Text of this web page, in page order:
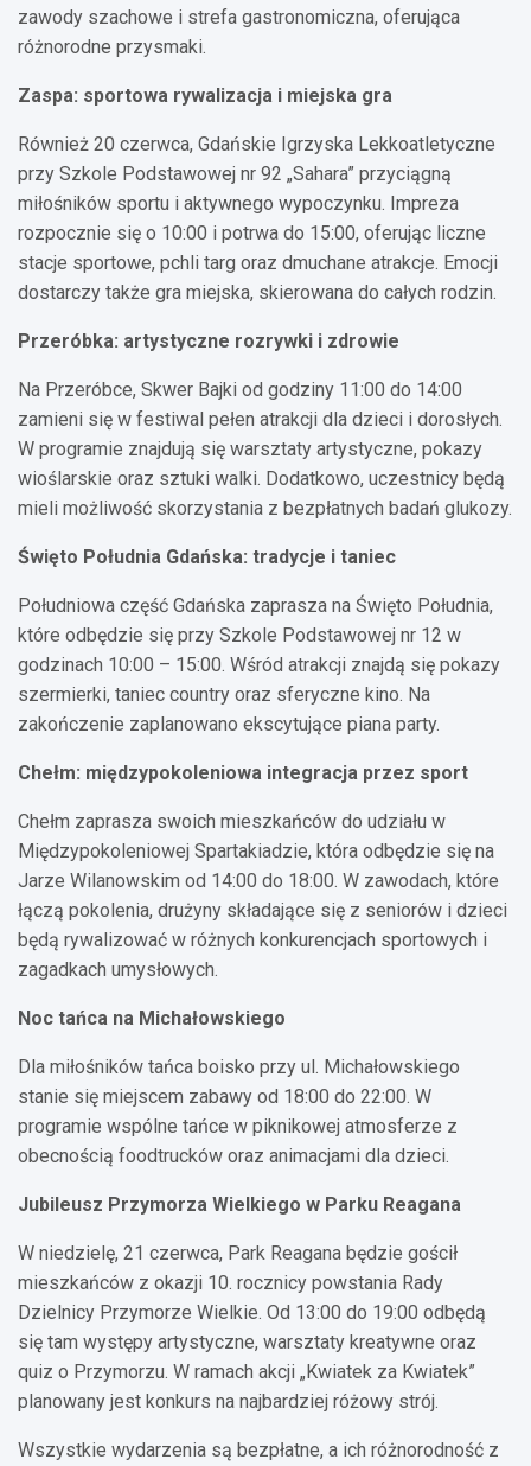
zawody szachowe i strefa gastronomiczna, oferująca
różnorodne przysmaki.
Zaspa: sportowa rywalizacja i miejska gra
Również 20 czerwca, Gdańskie Igrzyska Lekkoatletyczne
przy Szkole Podstawowej nr 92 „Sahara” przyciągną
miłośników sportu i aktywnego wypoczynku. Impreza
rozpocznie się o 10:00 i potrwa do 15:00, oferując liczne
stacje sportowe, pchli targ oraz dmuchane atrakcje. Emocji
dostarczy także gra miejska, skierowana do całych rodzin.
Przeróbka: artystyczne rozrywki i zdrowie
Na Przeróbce, Skwer Bajki od godziny 11:00 do 14:00
zamieni się w festiwal pełen atrakcji dla dzieci i dorosłych.
W programie znajdują się warsztaty artystyczne, pokazy
wioślarskie oraz sztuki walki. Dodatkowo, uczestnicy będą
mieli możliwość skorzystania z bezpłatnych badań glukozy.
Święto Południa Gdańska: tradycje i taniec
Południowa część Gdańska zaprasza na Święto Południa,
które odbędzie się przy Szkole Podstawowej nr 12 w
godzinach 10:00 – 15:00. Wśród atrakcji znajdą się pokazy
szermierki, taniec country oraz sferyczne kino. Na
zakończenie zaplanowano ekscytujące piana party.
Chełm: międzypokoleniowa integracja przez sport
Chełm zaprasza swoich mieszkańców do udziału w
Międzypokoleniowej Spartakiadzie, która odbędzie się na
Jarze Wilanowskim od 14:00 do 18:00. W zawodach, które
łączą pokolenia, drużyny składające się z seniorów i dzieci
będą rywalizować w różnych konkurencjach sportowych i
zagadkach umysłowych.
Noc tańca na Michałowskiego
Dla miłośników tańca boisko przy ul. Michałowskiego
stanie się miejscem zabawy od 18:00 do 22:00. W
programie wspólne tańce w piknikowej atmosferze z
obecnością foodtrucków oraz animacjami dla dzieci.
Jubileusz Przymorza Wielkiego w Parku Reagana
W niedzielę, 21 czerwca, Park Reagana będzie gościł
mieszkańców z okazji 10. rocznicy powstania Rady
Dzielnicy Przymorze Wielkie. Od 13:00 do 19:00 odbędą
się tam występy artystyczne, warsztaty kreatywne oraz
quiz o Przymorzu. W ramach akcji „Kwiatek za Kwiatek”
planowany jest konkurs na najbardziej różowy strój.
Wszystkie wydarzenia są bezpłatne, a ich różnorodność z